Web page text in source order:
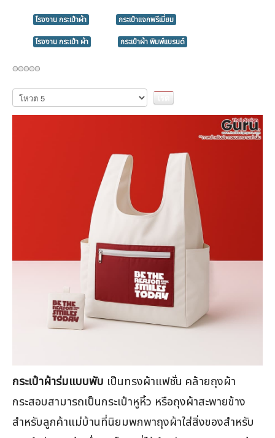
โรงงาน กระเป๋าผ้า
กระเป๋าแจกพรีเมี่ยม
โรงงาน กระเป๋า ผ้า
กระเป๋าผ้า พิมพ์แบรนด์
กรุณา
ให้
คะแนน
กระเป๋าผ้าร่มแบบพับ เป็นทรงผ้าแฟชั่น คล้ายถุงผ้า
กระสอบสามารถเป็นกระเป๋าหูหิ้ว หรือถุงผ้าสะพายข้าง
สำหรับลูกค้าแม่บ้านที่นิยมพกพาถุงผ้าใส่สิ่งของสำหรับ